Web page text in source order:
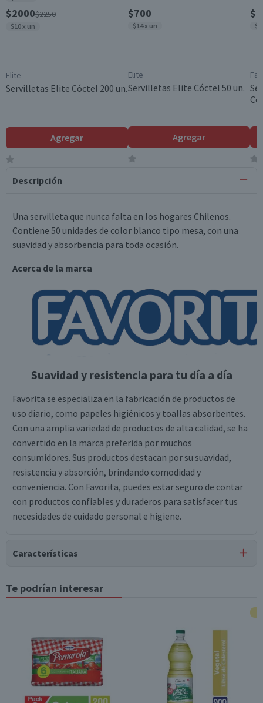
$2000$2250
$10 x un
Elite
Servilletas Elite Cóctel 200 un.
Agregar
$700
$14 x un
Elite
Servilletas Elite Cóctel 50 un.
Agregar
Descripción
Una servilleta que nunca falta en los hogares Chilenos.
Contiene 50 unidades de color blanco tipo mesa, con una
suavidad y absorbencia para toda ocasión.
Acerca de la marca
Suavidad y resistencia para tu día a día
Favorita se especializa en la fabricación de productos de
uso diario, como papeles higiénicos y toallas absorbentes.
Con una amplia variedad de productos de alta calidad, se ha
convertido en la marca preferida por muchos
consumidores. Sus productos destacan por su suavidad,
resistencia y absorción, brindando comodidad y
conveniencia. Con Favorita, puedes estar seguro de contar
con productos confiables y duraderos para satisfacer tus
necesidades de cuidado personal e higiene.
Características
Tipo de Producto
Servilletas
Garantía Mínima Legal
Válida hasta su fecha de caducidad
Te podrían interesar